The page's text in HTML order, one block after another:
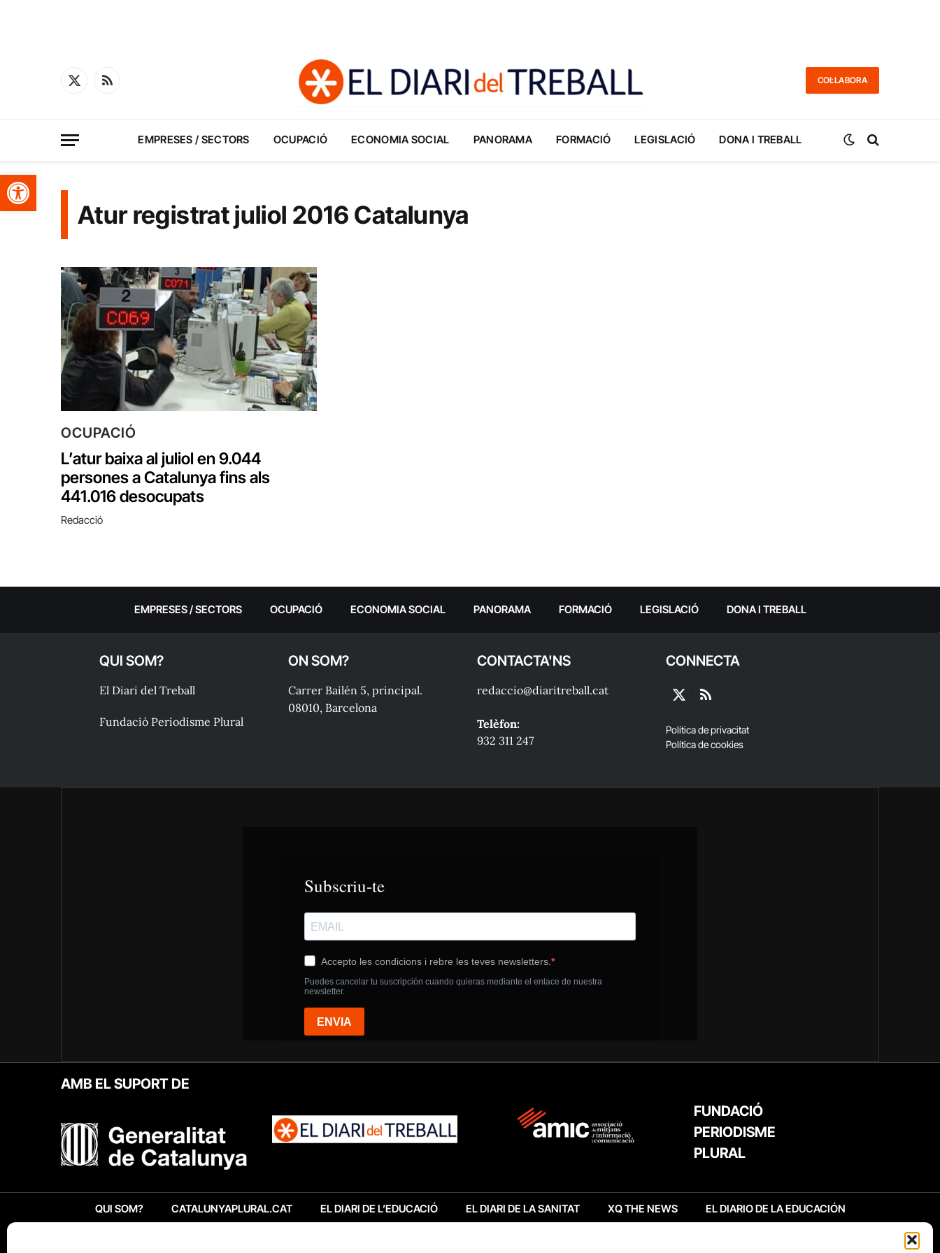
Obre la barra d'eines
X
RSS
COL·LABORA
EMPRESES / SECTORS OCUPACIÓ ECONOMIA SOCIAL PANORAMA FORMACIÓ LEGISLACIÓ DONA I TREBALL
Atur registrat juliol 2016 Catalunya
OCUPACIÓ
L’atur baixa al juliol en 9.044
persones a Catalunya fins als
441.016 desocupats
Redacció
EMPRESES / SECTORS OCUPACIÓ ECONOMIA SOCIAL PANORAMA FORMACIÓ LEGISLACIÓ DONA I TREBALL
QUI SOM?
El Diari del Treball
Fundació Periodisme Plural
ON SOM?
Carrer Bailén 5, principal.
08010, Barcelona
CONTACTA'NS
redaccio@diaritreball.cat
Telèfon:
932 311 247
CONNECTA
X
RSS
Política de privacitat
Política de cookies
AMB EL SUPORT DE
FUNDACIÓ
PERIODISME
PLURAL
QUI SOM? CATALUNYAPLURAL.CAT EL DIARI DE L’EDUCACIÓ EL DIARI DE LA SANITAT XQ THE NEWS EL DIARIO DE LA EDUCACIÓN